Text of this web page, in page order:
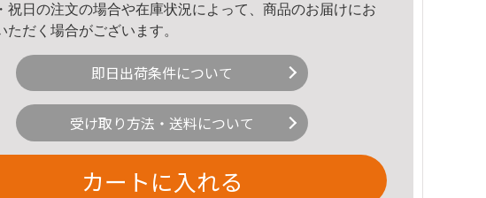
祝日の注文の場合や在庫状況によって、商品のお届けにお
ただく場合がございます。
即日出荷条件について
受け取り方法・送料について
カートに入れる